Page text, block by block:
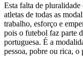
Esta falta de
atletas de todas as
trabalho, esforço e
pois o futebol faz parte
portuguesa. É a
pessoa, pobre ou rica,